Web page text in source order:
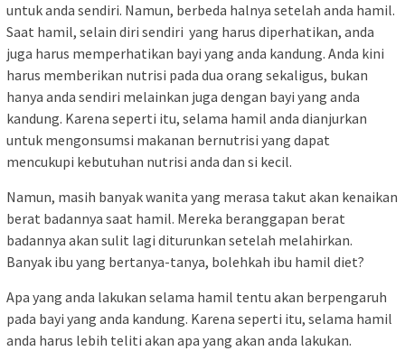
untuk anda sendiri. Namun, berbeda halnya setelah anda hamil.
Saat hamil, selain diri sendiri yang harus diperhatikan, anda
juga harus memperhatikan bayi yang anda kandung. Anda kini
harus memberikan nutrisi pada dua orang sekaligus, bukan
hanya anda sendiri melainkan juga dengan bayi yang anda
kandung. Karena seperti itu, selama hamil anda dianjurkan
untuk mengonsumsi makanan bernutrisi yang dapat
mencukupi kebutuhan nutrisi anda dan si kecil.
Namun, masih banyak wanita yang merasa takut akan kenaikan
berat badannya saat hamil. Mereka beranggapan berat
badannya akan sulit lagi diturunkan setelah melahirkan.
Banyak ibu yang bertanya-tanya, bolehkah ibu hamil diet?
Apa yang anda lakukan selama hamil tentu akan berpengaruh
pada bayi yang anda kandung. Karena seperti itu, selama hamil
anda harus lebih teliti akan apa yang akan anda lakukan.